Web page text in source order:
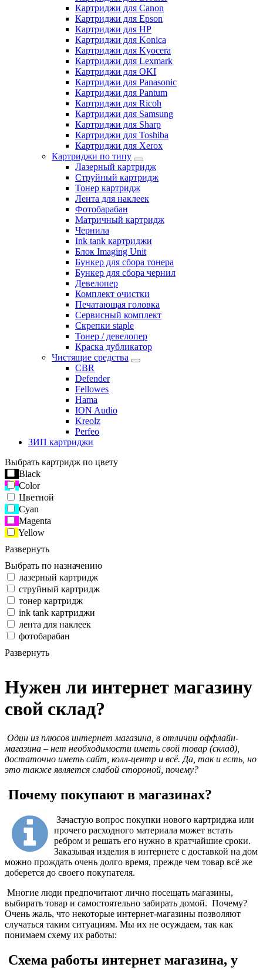
Картриджи для Canon
Картриджи для Epson
Картриджи для HP
Картриджи для Konica
Картриджи для Kyocera
Картриджи для Lexmark
Картриджи для OKI
Картриджи для Panasonic
Картриджи для Pantum
Картриджи для Ricoh
Картриджи для Samsung
Картриджи для Sharp
Картриджи для Toshiba
Картриджи для Xerox
Картриджи по типу
Лазерный картридж
Струйный картридж
Тонер картридж
Лента для наклеек
Фотобарабан
Матричный картридж
Чернила
Ink tank картриджи
Блок Imaging Unit
Бункер для сбора тонера
Бункер для сбора чернил
Девелопер
Комплект очистки
Печатающая головка
Сервисный комплект
Скрепки staple
Тонер / девелопер
Краска дубликатор
Чистящие средства
CBR
Defender
Fellowes
Hama
ION Audio
Kreolz
Perfeo
ЗИП картриджи
Выбрать картридж по цвету
Black
Color
Цветной
Cyan
Magenta
Yellow
Развернуть
Выбрать по назначению
лазерный картридж
струйный картридж
тонер картридж
ink tank картриджи
лента для наклеек
фотобарабан
Развернуть
Нужен ли интернет магазину
свой склад?
Один из плюсов интернет магазина, в отличии оффлайн-
магазина – нет необходимости иметь свой товар (склад),
достаточно иметь сайт, колл-центр и всё. Да, так и есть, но
это также является слабой стороной, почему?
Почему покупают в магазинах?
Зачастую вопрос покупки нового картриджа или
прочего расходного материала может встать
ребром и решать его нужно в кратчайшие сроки.
Заказывая изделия в интернете с доставкой на дом
можно прождать очень долго время, прежде чем товар всё же
доберется до своего покупателя.
Многие люди предпочитают лично посещать магазины,
выбирать товар и самостоятельно забирать домой. Почему?
Очень жаль, что некоторые интернет-магазины позволяют
случаться таким ситуациям. Мы их не осуждаем, так как
понимаем схему их работы:
Схема работы интернет магазина, у